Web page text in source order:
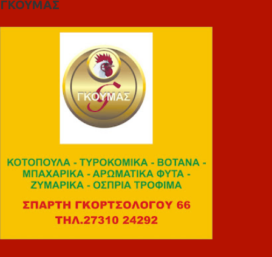
ΓΚΟΥΜΑΣ